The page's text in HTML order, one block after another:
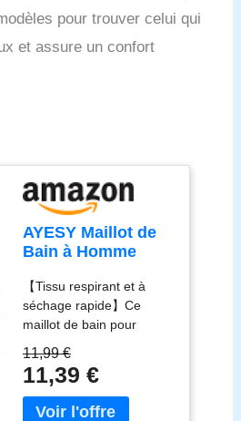
pour trouver celui qui
et assure un confort
AYESY Maillot de
Bain à Homme
UPF 50+
Protection Anti-UV
T-Shirt Rashguard
à Séchage Rapide
Léger, élastique
Lâche pour Surf
Pêche Plongée
【Tissu respirant et à
séchage rapide】Ce
maillot de bain pour
% de polyester et à 5 %
d'élasthanne. Lavable en
machine, il est respirant
11,99 €
11,39 €